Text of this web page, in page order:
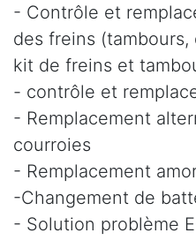
- Contrôle et
des freins
kit de freins et
- contrôle et
- Remplacement
courroies
- Remplacement
-Changement de
- Solution problème